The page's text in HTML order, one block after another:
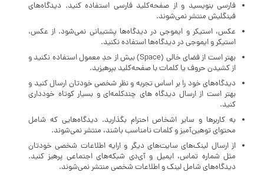
فارسی بنویسید و از صفحه‌کلید فارسی استفاده کنید. دیدگاه‌های
فینگلیش منتشر نمی‌شوند.
عکس، استیکر و ایموجی در دیدگاه‌ها پشتیبانی نمی‌شود. از عکس،
استیکر و ایموجی در دیدگاه‌ها استفاده نکنید.
بهتر است از فضای خالی (Space) بیش‌ از‌ حدِ معمول استفاده نکنید و
از کشیدن حروف یا کلمات با صفحه‌کلید بپرهیزید.
دیدگاه‌های خود را بر اساس تجربه و نظر شخصی خودتان ارسال کنید و
بهتر است از ارسال دیدگاه های چندکلمه‌‌ای و بسیار کوتاه خودداری
کنید.
به کاربرها و سایر اشخاص احترام بگذارید. دیدگاه‌هایی که شامل
محتوای توهین‌آمیز و کلمات نامناسب باشند، منتشر نمی‌شوند.
از ارسال لینک‌های سایت‌های دیگر و ارایه اطلاعات شخصی خودتان
مثل شماره تماس، ایمیل و آی‌دی شبکه‌های اجتماعی پرهیز کنید.
دیدگاه‌های شامل لینک و اطلاعات شخصی منتشر نمی‌شوند.